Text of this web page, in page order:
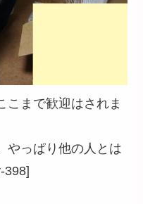
こまで歓迎はされま
やっぱり他の人とは
398]